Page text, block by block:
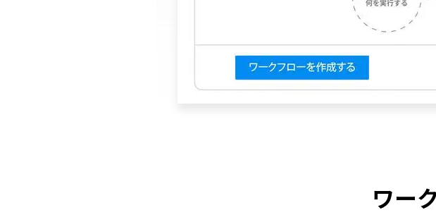
ワー